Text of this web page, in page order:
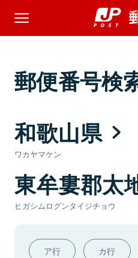
郵便番号検
和歌山県
ワカヤマケン
東牟婁郡太
ヒガシムログンタイジチョウ
ア行 カ行